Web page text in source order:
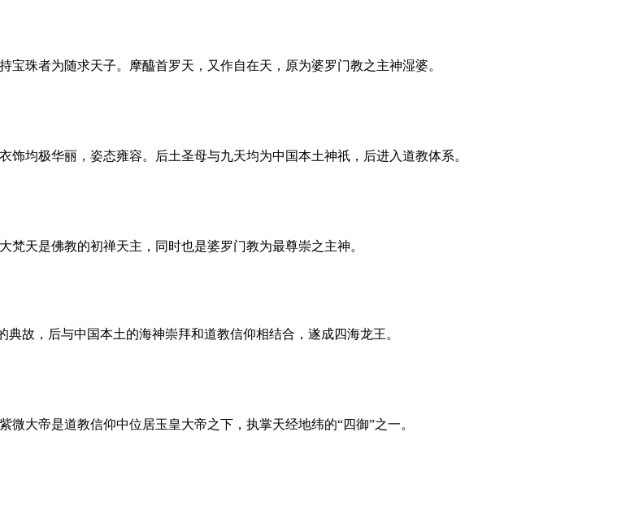
珠者为随求天子。摩醯首罗天，又作自在天，原为婆罗门教之主神湿婆。
均极华丽，姿态雍容。后土圣母与九天均为中国本土神祇，后进入道教体系。
天是佛教的初禅天主，同时也是婆罗门教为最尊崇之主神。
故，后与中国本土的海神崇拜和道教信仰相结合，遂成四海龙王。
大帝是道教信仰中位居玉皇大帝之下，执掌天经地纬的“四御”之一。